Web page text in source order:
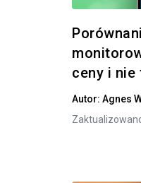
ceny i nie
Autor:Agnes